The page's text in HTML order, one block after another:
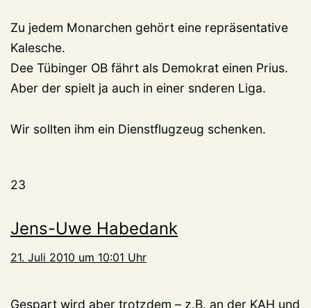
Zu jedem Monarchen gehört eine repräsentative
Kalesche.
Dee Tübinger OB fährt als Demokrat einen Prius.
Aber der spielt ja auch in einer snderen Liga.
Wir sollten ihm ein Dienstflugzeug schenken.
23
Jens-Uwe Habedank
21. Juli 2010 um 10:01 Uhr
Gespart wird aber trotzdem – z.B. an der KAH und